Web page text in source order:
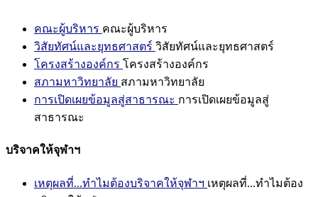
คณะผู้บริหาร คณะผู้บริหาร
วิสัยทัศน์และยุทธศาสตร์ วิสัยทัศน์และยุทธศาสตร์
โครงสร้างองค์กร โครงสร้างองค์กร
สภามหาวิทยาลัย สภามหาวิทยาลัย
การเปิดเผยข้อมูลสู่สาธารณะ การเปิดเผยข้อมูลสู่
สาธารณะ
บริจาคให้จุฬาฯ
เหตุผลที่...ทำไมต้องบริจาคให้จุฬาฯ เหตุผลที่...ทำไมต้อง